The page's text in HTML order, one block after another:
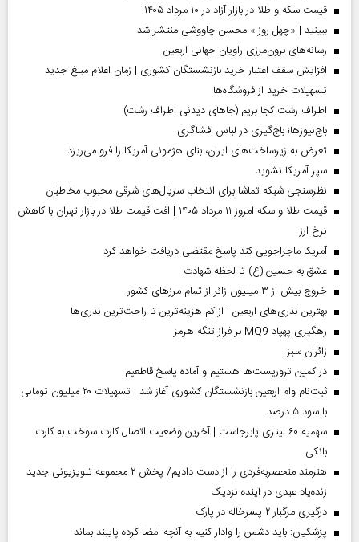
قیمت سکه و طلا در بازار آزاد در ۱۰ مرداد ۱۴۰۵
ببینید | «چهل روز » محسن چاووشی منتشر شد
رسانه‌های برون‌مرزی راویان جهانی اربعین
افزایش سقف اعتبار خرید بازنشستگان کشوری | زمان اعلام مبلغ جدید
تسهیلات خرید از فروشگاه‌ها
اطراف رشت کجا بریم (جاهای دیدنی اطراف رشت)
باج‌نیوزها؛ باج‌گیری در لباس افشاگری
تعرض به زیرساخت‌های ایران، بنای هژمونی آمریکا را فرو می‌ریزد
سپر آمریکا نشوید
نظرسنجی شبکه تماشا برای انتخاب سریال‌های شرقی محبوب مخاطبان
قیمت طلا و سکه امروز ۱۱ مرداد ۱۴۰۵ | افت قیمت طلا در بازار تهران با کاهش
نرخ ارز
آمریکا ماجراجویی کند پاسخ مقتضی دریافت خواهد کرد
عشق به حسین (ع) تا لحظه شهادت
خروج بیش از ۳ میلیون زائر از تمام مرز‌های کشور
بهترین نذری‌های اربعین | از کم هزینه‌ترین تا راحت‌ترین نذری‌ها
رهگیری پهپاد MQ9 بر فراز تنگه هرمز
‌زائران سبز
در کمین تروریست‌ها هستیم و آماده پاسخ قاطعیم
ثبت‌نام وام اربعین بازنشستگان کشوری آغاز شد | تسهیلات ۲۰ میلیون تومانی
با سود ۵ درصد
سهمیه ۶۰ لیتری پابرجاست | آخرین وضعیت اتصال کارت سوخت به کارت
بانکی
هنرمند منحصر‌به‌فردی را از دست دادیم/ پخش ۲ مجموعه تلویزیونی جدید
زنده‌یاد عبدی در آینده نزدیک
درگیری مرگبار ۲ پسرخاله در پارک
پزشکیان: باید دشمن را وادار کنیم به آنچه امضا کرده پایبند بماند